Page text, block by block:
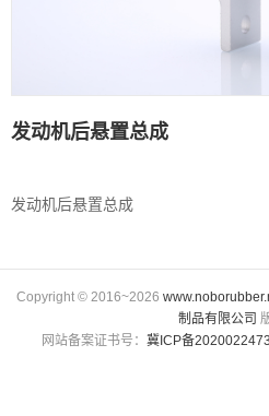
发动机后悬置总成
发动机后悬置总成
Copyright © 2016~2026
制品有限公司
网站备案证书号： 冀ICP备